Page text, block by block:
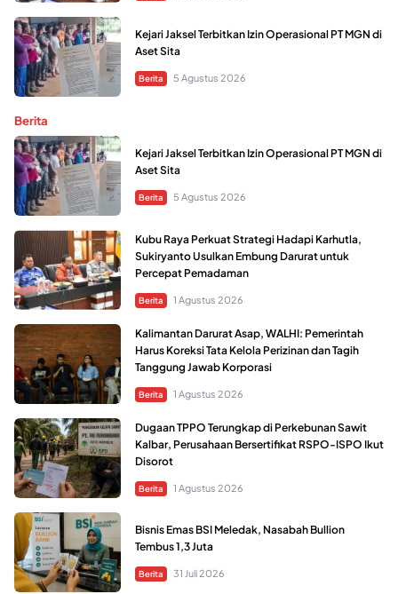
Kejari Jaksel Terbitkan Izin Operasional PT MGN di
Aset Sita
Berita 5 Agustus 2026
Berita
Kejari Jaksel Terbitkan Izin Operasional PT MGN di
Aset Sita
Berita 5 Agustus 2026
Kubu Raya Perkuat Strategi Hadapi Karhutla,
Sukiryanto Usulkan Embung Darurat untuk
Percepat Pemadaman
Berita 1 Agustus 2026
Kalimantan Darurat Asap, WALHI: Pemerintah
Harus Koreksi Tata Kelola Perizinan dan Tagih
Tanggung Jawab Korporasi
Berita 1 Agustus 2026
Dugaan TPPO Terungkap di Perkebunan Sawit
Kalbar, Perusahaan Bersertifikat RSPO-ISPO Ikut
Disorot
Berita 1 Agustus 2026
Bisnis Emas BSI Meledak, Nasabah Bullion
Tembus 1,3 Juta
Berita 31 Juli 2026